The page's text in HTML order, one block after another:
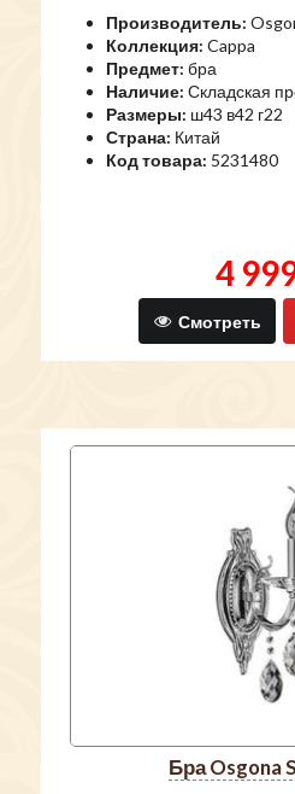
Производитель:
Коллекция: Cappa
Предмет: бра
Наличие: Складская
Размеры: ш43 в42 г22
Страна: Китай
Код товара: 5231480
4
Смотреть
бра